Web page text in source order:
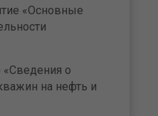
«Основные
о
на нефть и